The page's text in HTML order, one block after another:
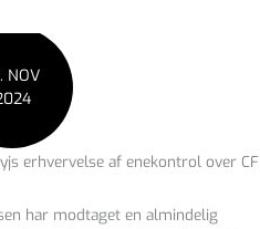
NOV
erhvervelse af enekontrol over CF
har modtaget en almindelig